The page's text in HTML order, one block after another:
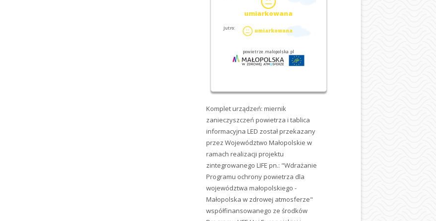
Komplet urządzeń: miernik
zanieczyszczeń powietrza i tablica
informacyjna LED został przekazany
przez Województwo Małopolskie w
ramach realizacji projektu
zintegrowanego LIFE pn.: "Wdrażanie
Programu ochrony powietrza dla
województwa małopolskiego -
Małopolska w zdrowej atmosferze"
współfinansowanego ze środków